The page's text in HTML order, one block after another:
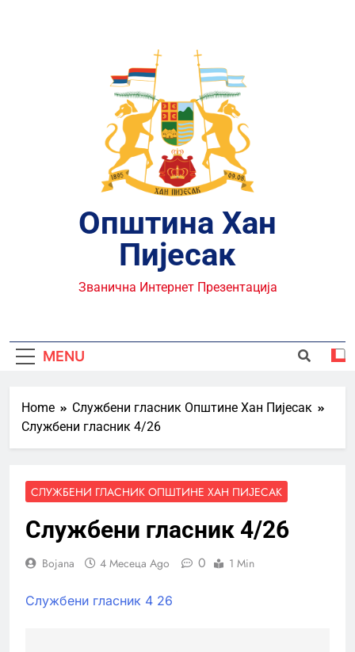
Општина Хан
Пијесак
Званична Интернет Презентација
MENU
Home
Службени гласник Општине Хан Пијесак
Службени гласник 4/26
СЛУЖБЕНИ ГЛАСНИК ОПШТИНЕ ХАН ПИЈЕСАК
Службени гласник 4/26
Bojana 4 Месеца Ago 0 1 Min
Службени гласник 4 26